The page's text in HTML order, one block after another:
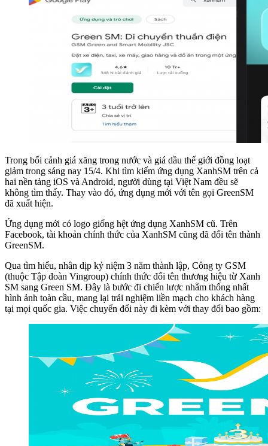
Trong bối cảnh giá xăng trong nước và giá dầu thế giới đồng loạt
giảm trong sáng nay 15/4. Khi tìm kiếm ứng dụng XanhSM trên cả
hai nền tảng iOS và Android, người dùng tại Việt Nam đều sẽ
không tìm thấy. Thay vào đó, ứng dụng mới với tên gọi GreenSM
đã xuất hiện.
Ứng dụng mới có logo giống hệt ứng dụng XanhSM cũ. Trên
Facebook, tài khoản chính thức của XanhSM cũng đã đổi tên thành
GreenSM.
Qua tìm hiểu, nhân dịp kỷ niệm 3 năm thành lập, Công ty GSM
(thuộc Tập đoàn Vingroup) chính thức đổi tên thương hiệu từ Xanh
SM sang Green SM. Đây là bước đi chiến lược nhằm thống nhất
hình ảnh toàn cầu, mang lại trải nghiệm liền mạch cho khách hàng
tại mọi quốc gia. Việc chuyển đổi này đi kèm với thay đổi bao gồm: